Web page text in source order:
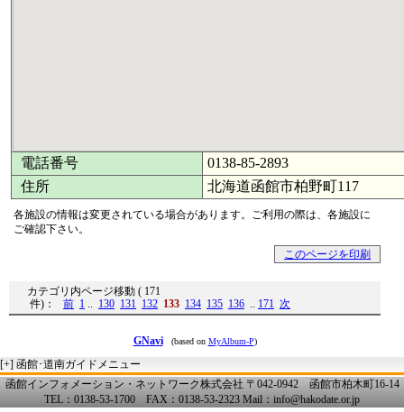
電話番号
0138-85-2893
住所
北海道函館市柏野町117
各施設の情報は変更されている場合があります。ご利用の際は、各施設に
ご確認下さい。
このページを印刷
カテゴリ内ページ移動 ( 171
件)： 前 1 .. 130 131 132 133 134 135 136 .. 171 次
GNavi (based on MyAlbum-P)
[+] 函館･道南ガイドメニュー
函館インフォメーション・ネットワーク株式会社 〒042-0942 函館市柏木町16-14
TEL：0138-53-1700 FAX：0138-53-2323 Mail：info@hakodate.or.jp